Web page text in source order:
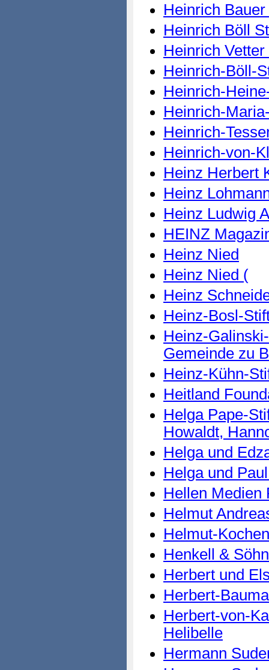
Heinrich
Heinrich Böll
Heinrich
Heinrich-Böll-
Heinrich-
Heinrich-
Heinrich-
Heinrich-von-
Heinz Herbert
Heinz
Heinz Ludwig
HEINZ
Heinz Nied
Heinz Nied (
Heinz
Heinz-Bosl-
Heinz-
Gemeinde zu
Heinz-Kühn-
Heitland
Helga Pape-
Howaldt,
Helga und
Helga und
Hellen Medien
Helmut
Helmut-
Henkell &
Herbert und
Herbert-
Herbert-von-
Helibelle
Hermann